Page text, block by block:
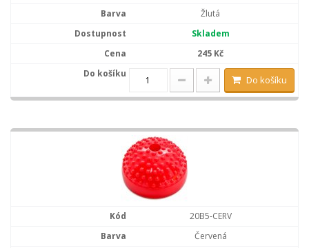
Žlutá
Skladem
245 Kč
Do košíku
20B5-CERV
Červená